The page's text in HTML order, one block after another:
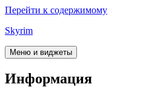
Перейти к содержимому
Skyrim
Меню и виджеты
Информация